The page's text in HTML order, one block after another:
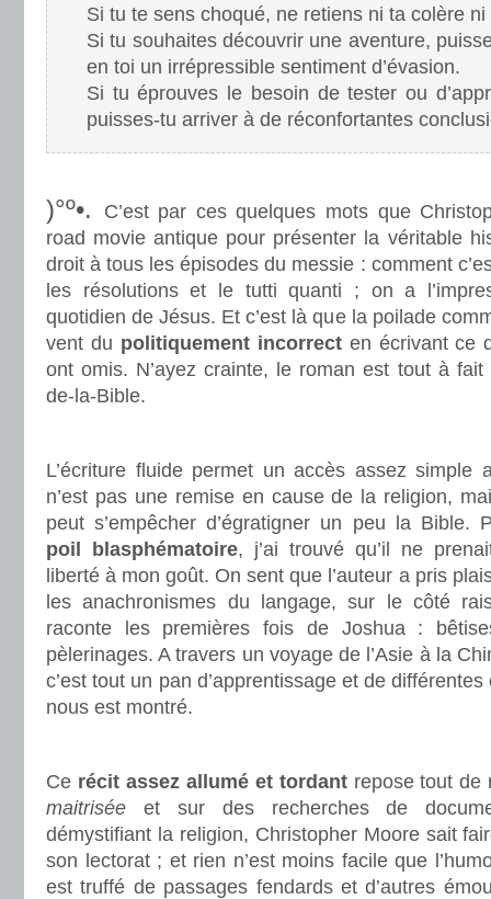
Si tu te sens choqué, ne retiens ni ta colère
Si tu souhaites découvrir une aventure,
en toi un irrépressible sentiment d’évasion.
Si tu éprouves le besoin de tester ou
puisses-tu arriver à de réconfortantes
)°º•.
C’est par ces quelques mots que
road movie antique pour présenter la véritable
droit à tous les épisodes du messie : comment
les résolutions et le tutti quanti ; on a
quotidien de Jésus. Et c’est là que la poilade
vent du politiquement incorrecten écrivant ce
ont omis. N’ayez crainte, le roman est tout à
de-la-Bible.
L’écriture fluide permet un accès assez simple
n’est pas une remise en cause de la religion,
peut s’empêcher d’égratigner un peu la Bible.
poil blasphématoire, j’ai trouvé qu’il ne
liberté à mon goût. On sent que l’auteur a pris
les anachronismes du langage, sur le côté
raconte les premières fois de Joshua :
pèlerinages. A travers un voyage de l’Asie à la
c’est tout un pan d’apprentissage et de
nous est montré.
Ce récit assez allumé et tordantrepose tout de
maitrisée et sur des recherches de
démystifiant la religion, Christopher Moore sait
son lectorat ; et rien n’est moins facile que
est truffé de passages fendards et d’autres